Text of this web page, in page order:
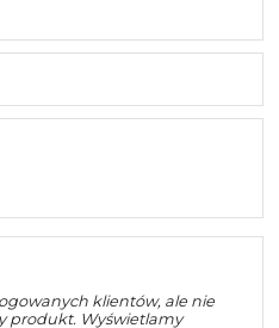
klientów, ale nie
produkt. Wyświetlamy